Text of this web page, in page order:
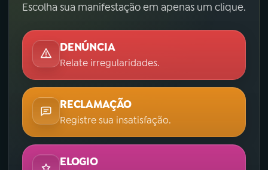
Escolha sua manifestação em apenas um clique.
DENÚNCIA
Relate irregularidades.
RECLAMAÇÃO
Registre sua insatisfação.
ELOGIO